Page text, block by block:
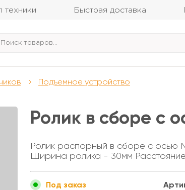
техники Быстрая доставка
Подъемное устройство
Ролик в сборе с
Ролик распорный в сборе с осью
Ширина ролика - 30мм
Под заказ